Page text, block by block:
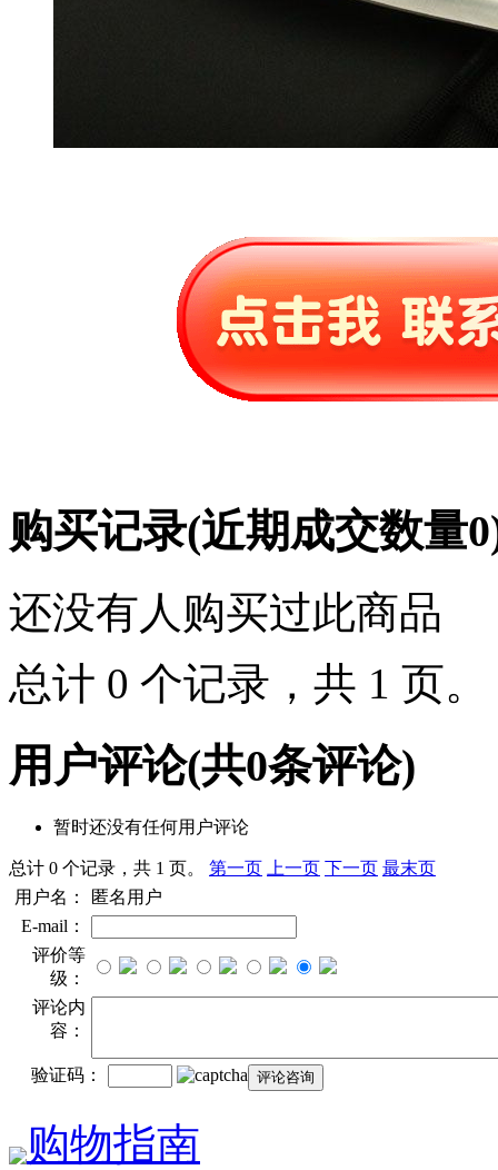
购买记录(近期成交数量0
还没有人购买过此商品
总计 0 个记录，共 1 页。
用户评论(共0条评论)
暂时还没有任何用户评论
总计 0 个记录，共 1 页。 第一页 上一页 下一页 最末页
用户名：
匿名用户
E-mail：
评价等
级：
评论内
容：
验证码：
购物指南